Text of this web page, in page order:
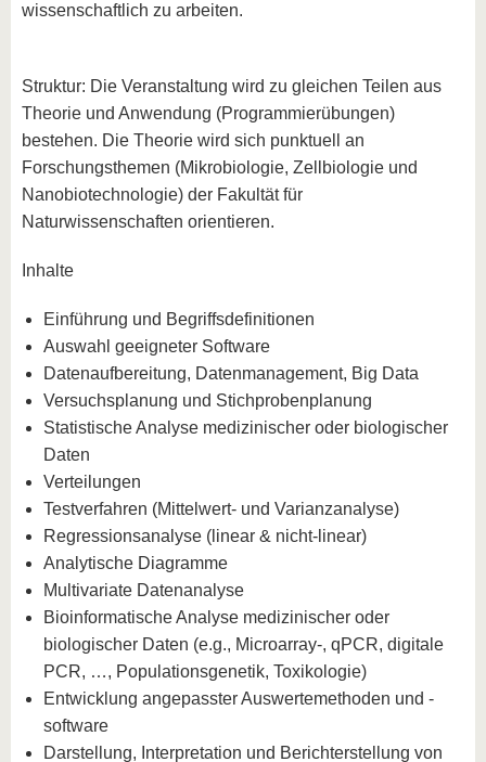
wissenschaftlich zu arbeiten.
Struktur: Die Veranstaltung wird zu gleichen Teilen aus
Theorie und Anwendung (Programmierübungen)
bestehen. Die Theorie wird sich punktuell an
Forschungsthemen (Mikrobiologie, Zellbiologie und
Nanobiotechnologie) der Fakultät für
Naturwissenschaften orientieren.
Inhalte
Einführung und Begriffsdefinitionen
Auswahl geeigneter Software
Datenaufbereitung, Datenmanagement, Big Data
Versuchsplanung und Stichprobenplanung
Statistische Analyse medizinischer oder biologischer
Daten
Verteilungen
Testverfahren (Mittelwert- und Varianzanalyse)
Regressionsanalyse (linear & nicht-linear)
Analytische Diagramme
Multivariate Datenanalyse
Bioinformatische Analyse medizinischer oder
biologischer Daten (e.g., Microarray-, qPCR, digitale
PCR, …, Populationsgenetik, Toxikologie)
Entwicklung angepasster Auswertemethoden und -
software
Darstellung, Interpretation und Berichterstellung von